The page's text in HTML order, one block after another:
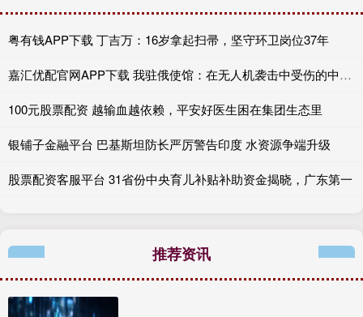
粤有钱APP下载 丁吉万：16岁拿起扫帚，坚守环卫岗位37年
嘉汇优配官网APP下载 我驻俄使馆：在无人机袭击中受伤的中国公民无生命危险
100元股票配资 越输血越依赖，平安好医生困在集团生态里
银铺子金融平台 巴基斯坦防长严厉警告印度 水资源争端升级
股票配资客服平台 31省份中央育儿补贴补助资金揭晓，广东第一
推荐资讯